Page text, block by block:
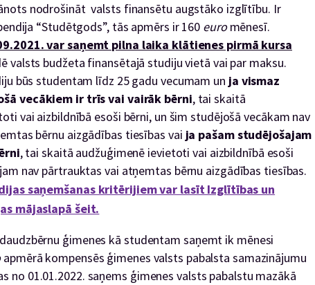
nodrošināt valsts finansētu augstāko izglītību. Ir
“Studētgods”, tās apmērs ir 160 euromēnesī.
var saņemt pilna laika klātienes pirmā kursa
valsts budžeta finansētajā studiju vietā vai par maksu.
būs studentam līdz 25 gadu vecumam un ja vismaz
vecākiem ir trīs vai vairāk bērni, tai skaitā
vai aizbildnībā esoši bērni, un šim studējošā vecākam nav
bērnu aizgādības tiesības vai ja pašam studējošajam
, tai skaitā audžuģimenē ievietoti vai aizbildnībā esoši
nav pārtrauktas vai atņemtas bērnu aizgādības tiesības.
saņemšanas kritērijiem var lasīt Izglītības un
mājaslapā šeit.
ģimenes kā studentam saņemt ik mēnesi
apmērā kompensēs ģimenes valsts pabalsta samazinājumu
no 01.01.2022. saņems ģimenes valsts pabalstu mazākā